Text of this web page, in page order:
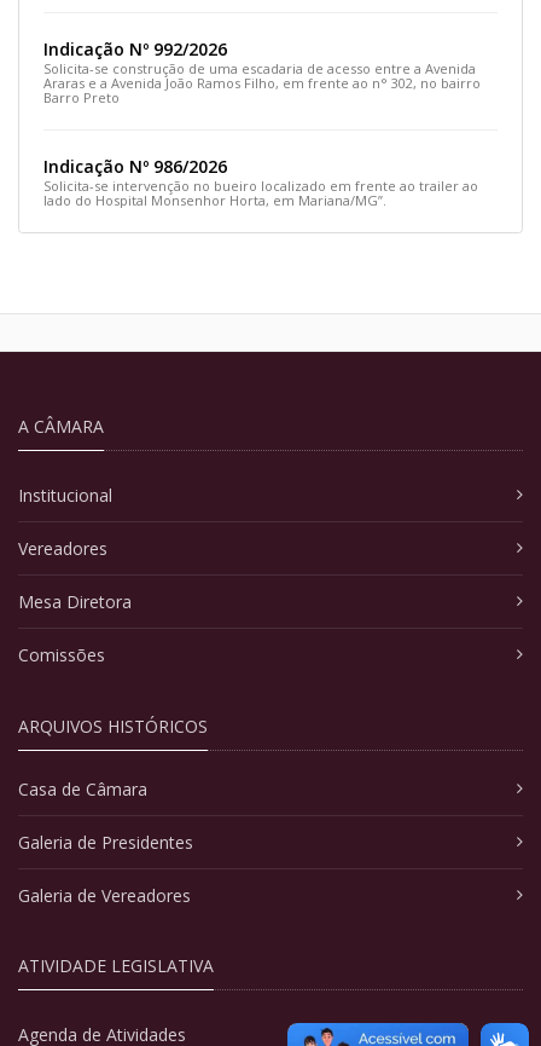
Indicação Nº 992/2026
Solicita-se construção de uma escadaria de acesso entre a Avenida
Araras e a Avenida João Ramos Filho, em frente ao n° 302, no bairro
Barro Preto
Indicação Nº 986/2026
Solicita-se intervenção no bueiro localizado em frente ao trailer ao
lado do Hospital Monsenhor Horta, em Mariana/MG”.
A CÂMARA
Institucional
Vereadores
Mesa Diretora
Comissões
ARQUIVOS HISTÓRICOS
Casa de Câmara
Galeria de Presidentes
Galeria de Vereadores
ATIVIDADE LEGISLATIVA
Agenda de Atividades